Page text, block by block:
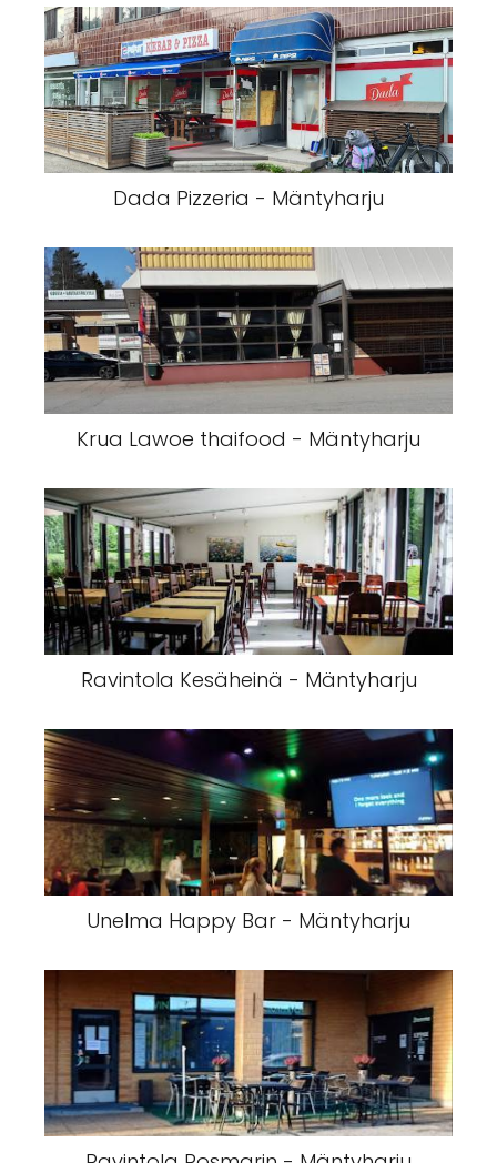
Dada Pizzeria - Mäntyharju
Krua Lawoe thaifood - Mäntyharju
Ravintola Kesäheinä - Mäntyharju
Unelma Happy Bar - Mäntyharju